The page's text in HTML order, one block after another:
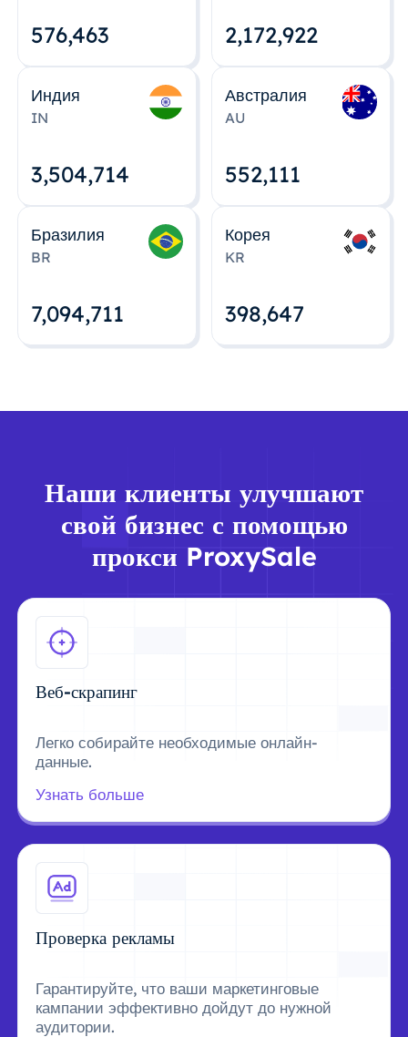
576,463 2,172,922
Индия
IN
3,504,715
Австралия
AU
552,112
Бразилия
BR
7,094,712
Корея
KR
398,648
Наши клиенты улучшают
свой бизнес с помощью
прокси ProxySale
Веб-скрапинг
Легко собирайте необходимые онлайн-
данные.
Узнать больше
Проверка рекламы
Гарантируйте, что ваши маркетинговые
кампании эффективно дойдут до нужной
аудитории.